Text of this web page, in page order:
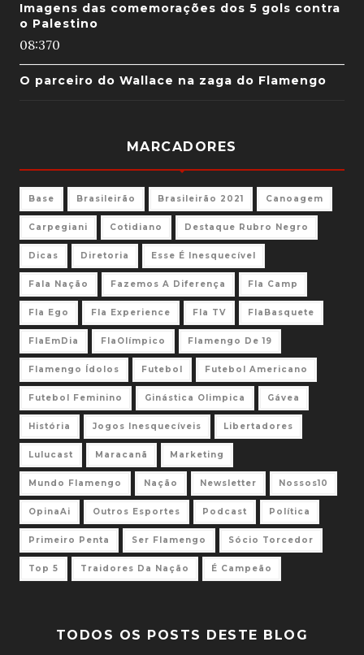
Imagens das comemorações dos 5 gols contra
o Palestino
08:370
O parceiro do Wallace na zaga do Flamengo
MARCADORES
Base Brasileirão Brasileirão 2021 Canoagem
Carpegiani Cotidiano Destaque Rubro Negro
Dicas Diretoria Esse É Inesquecível
Fala Nação Fazemos A Diferença Fla Camp
Fla Ego Fla Experience Fla TV FlaBasquete
FlaEmDia FlaOlímpico Flamengo De 19
Flamengo Ídolos Futebol Futebol Americano
Futebol Feminino Ginástica Olimpica Gávea
História Jogos Inesquecíveis Libertadores
Lulucast Maracanã Marketing
Mundo Flamengo Nação Newsletter Nossos10
OpinaAi Outros Esportes Podcast Política
Primeiro Penta Ser Flamengo Sócio Torcedor
Top 5 Traidores Da Nação É Campeão
TODOS OS POSTS DESTE BLOG